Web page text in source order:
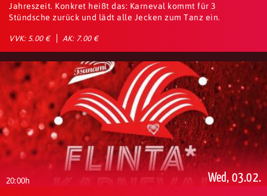
Jahreszeit. Konkret heißt das: Karneval kommt für 3
Stündsche zurück und lädt alle Jecken zum Tanz ein.
VVK: 5.00 € AK: 7.00 €
20:00h Wed, 03.02.